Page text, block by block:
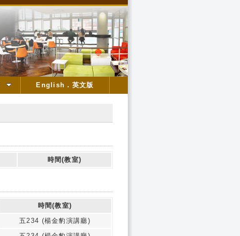
English．英文版
時間(教室)
時間(教室)
五234 (楊金豹演講廳)